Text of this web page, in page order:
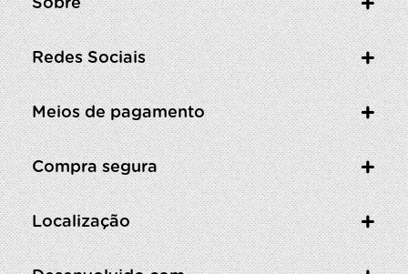
Sobre
Redes Sociais
Meios de pagamento
Compra segura
Localização